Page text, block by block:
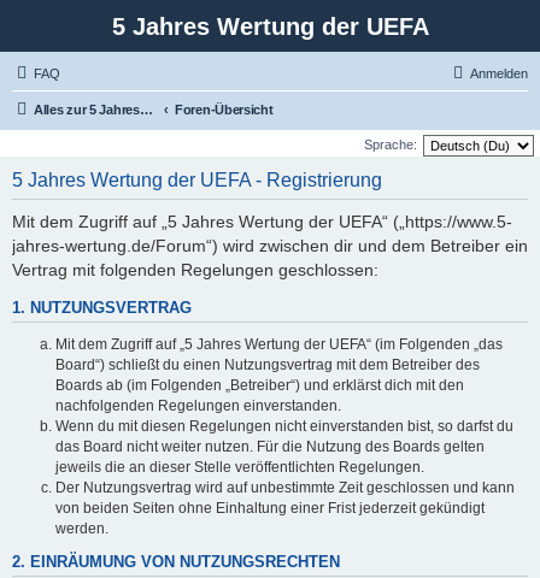
5 Jahres Wertung der UEFA
FAQ Anmelden
Alles zur 5 Jahreswertung / Tabelle der UEFA mit vielen Statistiken. Foren-Übersicht
Sprache:
5 Jahres Wertung der UEFA - Registrierung
Mit dem Zugriff auf „5 Jahres Wertung der UEFA“ („https://www.5-
jahres-wertung.de/Forum“) wird zwischen dir und dem Betreiber ein
Vertrag mit folgenden Regelungen geschlossen:
1. NUTZUNGSVERTRAG
Mit dem Zugriff auf „5 Jahres Wertung der UEFA“ (im Folgenden „das
Board“) schließt du einen Nutzungsvertrag mit dem Betreiber des
Boards ab (im Folgenden „Betreiber“) und erklärst dich mit den
nachfolgenden Regelungen einverstanden.
Wenn du mit diesen Regelungen nicht einverstanden bist, so darfst du
das Board nicht weiter nutzen. Für die Nutzung des Boards gelten
jeweils die an dieser Stelle veröffentlichten Regelungen.
Der Nutzungsvertrag wird auf unbestimmte Zeit geschlossen und kann
von beiden Seiten ohne Einhaltung einer Frist jederzeit gekündigt
werden.
2. EINRÄUMUNG VON NUTZUNGSRECHTEN